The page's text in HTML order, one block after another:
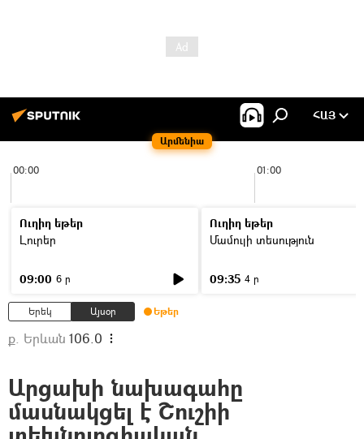
Արմենիա
ՀԱՅ
00:00 01:00
Ուղիղ եթեր
Լուրեր
09:00 6 ր
Ուղիղ եթեր
Մամուլի տեսություն
09:35 4 ր
Երեկ Այսօր Եթեր
ք. Երևան 106.0
Արցախի նախագահը
մասնակցել է Շուշիի